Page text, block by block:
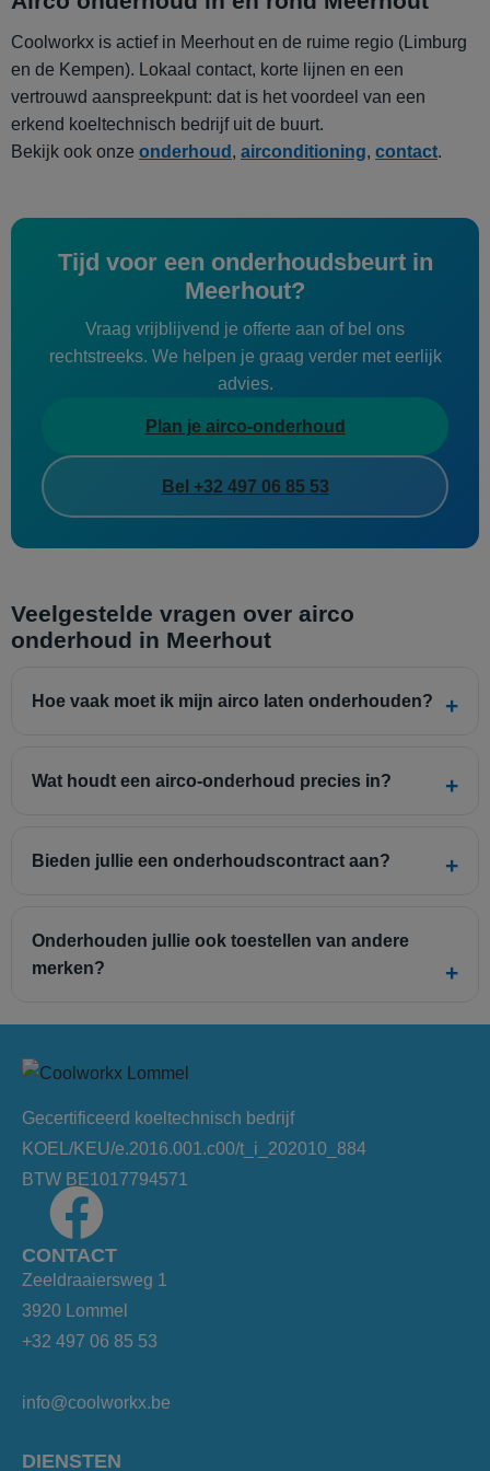
Coolworkx is actief in Meerhout en de ruime regio (Limburg
en de Kempen). Lokaal contact, korte lijnen en een
vertrouwd aanspreekpunt: dat is het voordeel van een
erkend koeltechnisch bedrijf uit de buurt.
Bekijk ook onze onderhoud , airconditioning, contact.
Tijd voor een onderhoudsbeurt in
Meerhout?
Vraag vrijblijvend je offerte aan of bel ons
rechtstreeks. We helpen je graag verder met eerlijk
advies.
Plan je airco-onderhoud
Bel +32 497 06 85 53
Veelgestelde vragen over airco
onderhoud in Meerhout
Hoe vaak moet ik mijn airco laten onderhouden?
Wat houdt een airco-onderhoud precies in?
Bieden jullie een onderhoudscontract aan?
Onderhouden jullie ook toestellen van andere
merken?
Gecertificeerd koeltechnisch bedrijf
KOEL/KEU/e.2016.001.c00/t_i_202010_884
BTW BE1017794571
CONTACT
Zeeldraaiersweg 1
3920 Lommel
+32 497 06 85 53
info@coolworkx.be
DIENSTEN